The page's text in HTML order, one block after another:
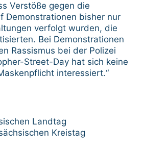
Verstöße gegen die
Demonstrationen bisher nur
verfolgt wurden, die
Bei Demonstrationen
Rassismus bei der Polizei
Street-Day hat sich keine
interessiert.“
Landtag
Kreistag